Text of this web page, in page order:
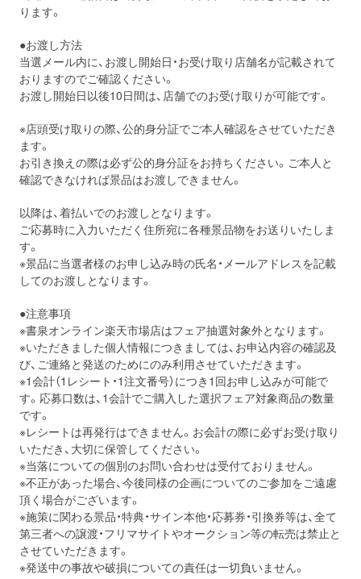
ります。
●お渡し方法
当選メール内に、お渡し開始日・お受け取り店舗名が記載されて
おりますのでご確認ください。
お渡し開始日以後10日間は、店舗でのお受け取りが可能です。
※店頭受け取りの際、公的身分証でご本人確認をさせていただき
ます。
お引き換えの際は必ず公的身分証をお持ちください。ご本人と
確認できなければ景品はお渡しできません。
以降は、着払いでのお渡しとなります。
ご応募時に入力いただく住所宛に各種景品物をお送りいたしま
す。
※景品に当選者様のお申し込み時の氏名・メールアドレスを記載
してのお渡しとなります。
●注意事項
※書泉オンライン楽天市場店はフェア抽選対象外となります。
※いただきました個人情報につきましては、お申込内容の確認及
び、ご連絡と発送のためにのみ利用させていただきます。
※1会計（1レシート・1注文番号）につき1回お申し込みが可能で
す。応募口数は、1会計でご購入した選択フェア対象商品の数量
です。
※レシートは再発行はできません。お会計の際に必ずお受け取り
いただき、大切に保管してください。
※当落についての個別のお問い合わせは受付ておりません。
※不正があった場合、今後同様の企画についてのご参加をご遠慮
頂く場合がございます。
※施策に関わる景品・特典・サイン本他・応募券・引換券等は、全て
第三者への譲渡・フリマサイトやオークション等の転売は禁止と
させていただきます。
※発送中の事故や破損についての責任は一切負いません。